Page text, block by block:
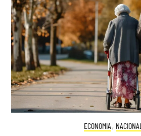
ECONOMIA , NACIONAL